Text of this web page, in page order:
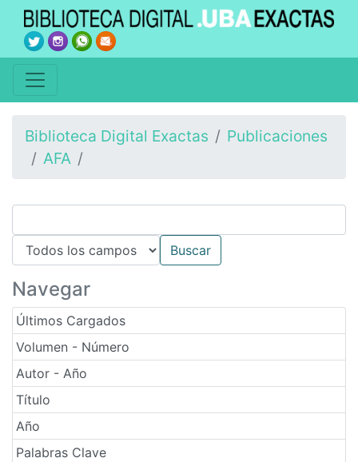
Biblioteca Digital Exactas
Publicaciones
AFA
Navegar
Últimos Cargados
Volumen - Número
Autor - Año
Título
Año
Palabras Clave